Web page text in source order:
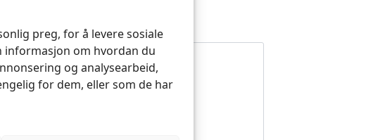
preg, for å levere sosiale
informasjon om hvordan du
og analysearbeid,
for dem, eller som de har